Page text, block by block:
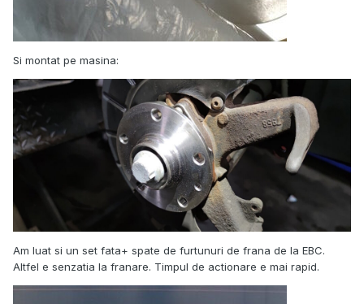
Si montat pe masina:
Am luat si un set fata+ spate de furtunuri de frana de la EBC.
Altfel e senzatia la franare. Timpul de actionare e mai rapid.